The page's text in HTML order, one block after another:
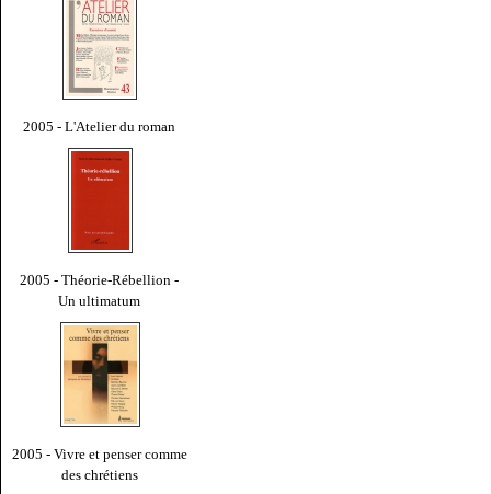
2005 - L'Atelier du roman
2005 - Théorie-Rébellion -
Un ultimatum
2005 - Vivre et penser comme
des chrétiens